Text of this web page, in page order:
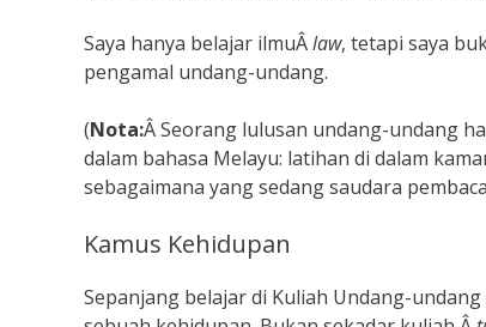
Saya hanya belajar ilmuÂlaw, tetapi saya
pengamal undang-undang.
(Nota:Â Seorang lulusan undang-undang
dalam bahasa Melayu: latihan di dalam
sebagaimana yang sedang saudara
Kamus Kehidupan
Sepanjang belajar di Kuliah Undang-